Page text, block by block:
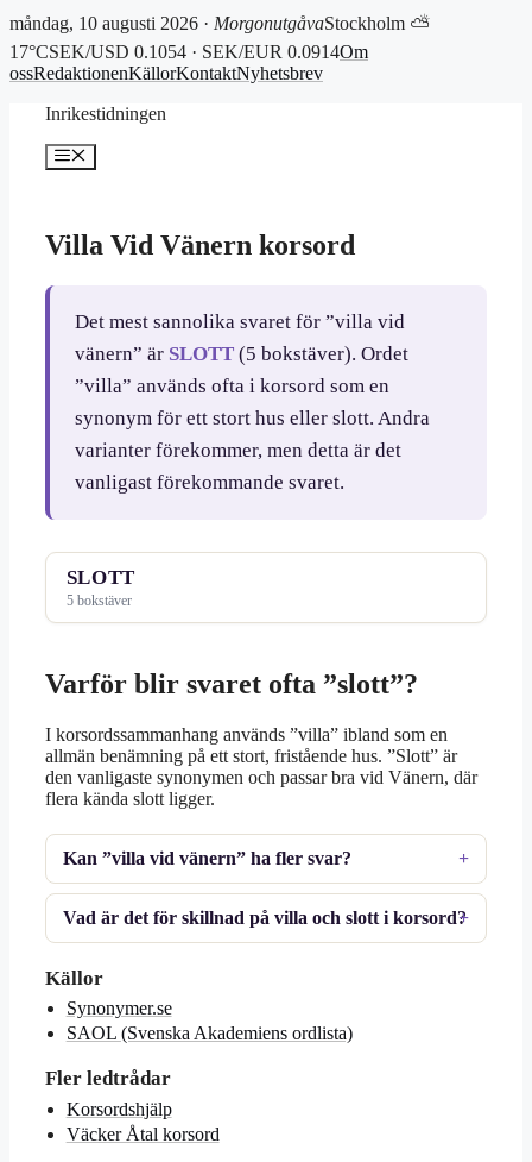
måndag, 10 augusti 2026 · MorgonutgåvaStockholm ⛅
17°CSEK/USD 0.1054 · SEK/EUR 0.0914Om
ossRedaktionenKällorKontaktNyhetsbrev
Inrikestidningen
Meny
Villa Vid Vänern korsord
Det mest sannolika svaret för ”villa vid
vänern” är SLOTT(5 bokstäver). Ordet
”villa” används ofta i korsord som en
synonym för ett stort hus eller slott. Andra
varianter förekommer, men detta är det
vanligast förekommande svaret.
SLOTT
5 bokstäver
Varför blir svaret ofta ”slott”?
I korsordssammanhang används ”villa” ibland som en
allmän benämning på ett stort, fristående hus. ”Slott” är
den vanligaste synonymen och passar bra vid Vänern, där
flera kända slott ligger.
Kan ”villa vid vänern” ha fler svar?
Vad är det för skillnad på villa och slott i korsord?
Källor
Synonymer.se
SAOL (Svenska Akademiens ordlista)
Fler ledtrådar
Korsordshjälp
Väcker Åtal korsord